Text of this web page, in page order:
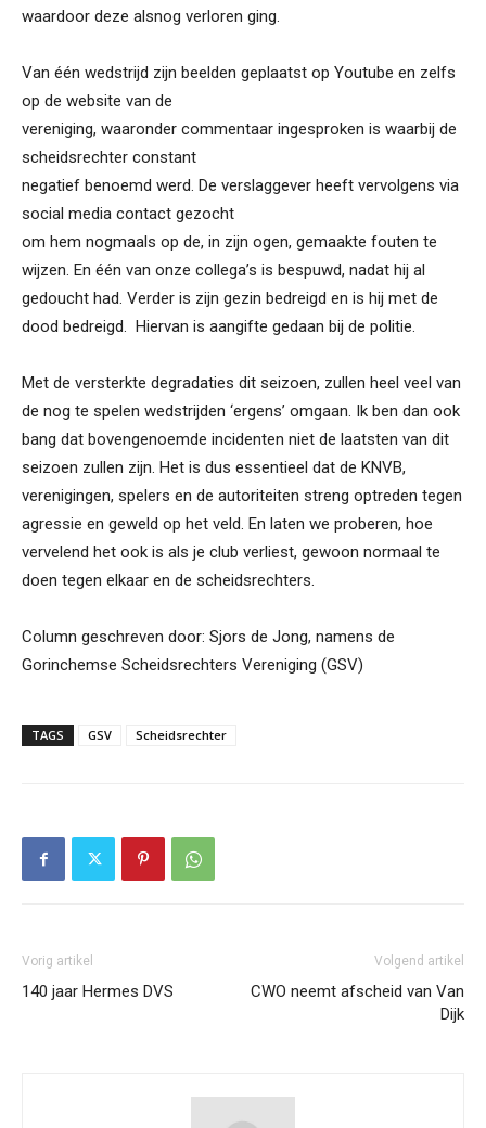
waardoor deze alsnog verloren ging.
Van één wedstrijd zijn beelden geplaatst op Youtube en zelfs
op de website van de
vereniging, waaronder commentaar ingesproken is waarbij de
scheidsrechter constant
negatief benoemd werd. De verslaggever heeft vervolgens via
social media contact gezocht
om hem nogmaals op de, in zijn ogen, gemaakte fouten te
wijzen. En één van onze collega’s is bespuwd, nadat hij al
gedoucht had. Verder is zijn gezin bedreigd en is hij met de
dood bedreigd. Hiervan is aangifte gedaan bij de politie.
Met de versterkte degradaties dit seizoen, zullen heel veel van
de nog te spelen wedstrijden ‘ergens’ omgaan. Ik ben dan ook
bang dat bovengenoemde incidenten niet de laatsten van dit
seizoen zullen zijn. Het is dus essentieel dat de KNVB,
verenigingen, spelers en de autoriteiten streng optreden tegen
agressie en geweld op het veld. En laten we proberen, hoe
vervelend het ook is als je club verliest, gewoon normaal te
doen tegen elkaar en de scheidsrechters.
Column geschreven door: Sjors de Jong, namens de
Gorinchemse Scheidsrechters Vereniging (GSV)
TAGS GSV Scheidsrechter
Vorig artikel
140 jaar Hermes DVS
Volgend artikel
CWO neemt afscheid van Van
Dijk